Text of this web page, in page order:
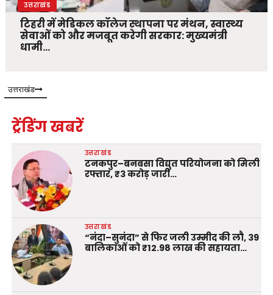
उत्तराखंड
टिहरी में मेडिकल कॉलेज स्थापना पर मंथन, स्वास्थ्य
सेवाओं को और मजबूत करेगी सरकार: मुख्यमंत्री
धामी…
उत्तराखंड
ट्रेंडिंग खबरें
उत्तराखंड
टनकपुर–बनबसा विद्युत परियोजना को मिली
रफ्तार, ₹3 करोड़ जारी…
उत्तराखंड
“नंदा–सुनंदा” से फिर जली उम्मीद की लौ, 39
बालिकाओं को ₹12.98 लाख की सहायता…